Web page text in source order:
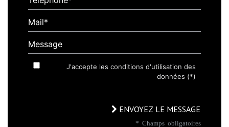
Mail*
Message
J'accepte les conditions d'utilisation des
données (*)
ENVOYEZ LE MESSAGE
* Champs obligatoires